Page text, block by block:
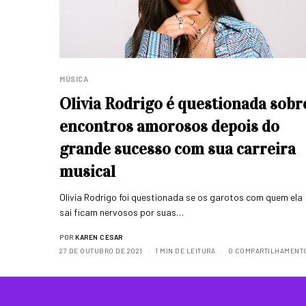
MÚSICA
Olivia Rodrigo é questionada
encontros amorosos depois do
grande sucesso com sua carreira
musical
Olivia Rodrigo foi questionada se os garotos com quem ela
sai ficam nervosos por suas…
POR KAREN CESAR
27 DE OUTUBRO DE 2021
1 MIN DE LEITURA 0